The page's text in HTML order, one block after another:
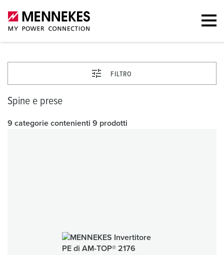
FILTRO
Spine e prese
9 categorie contenienti 9 prodotti